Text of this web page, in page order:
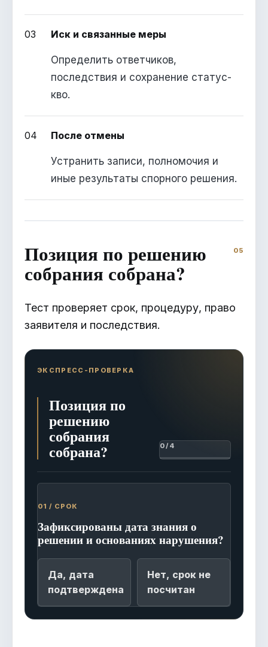
03 Иск и связанные меры
Определить ответчиков,
последствия и сохранение статус-
кво.
04 После отмены
Устранить записи, полномочия и
иные результаты спорного решения.
Позиция по решению
собрания собрана?
Тест проверяет срок, процедуру, право
заявителя и последствия.
ЭКСПРЕСС-ПРОВЕРКА
Позиция по
решению
собрания
собрана? 0 / 4
01 / СРОК
Зафиксированы дата знания о
решении и основаниях нарушения?
Да, дата
подтверждена
Нет, срок не
посчитан